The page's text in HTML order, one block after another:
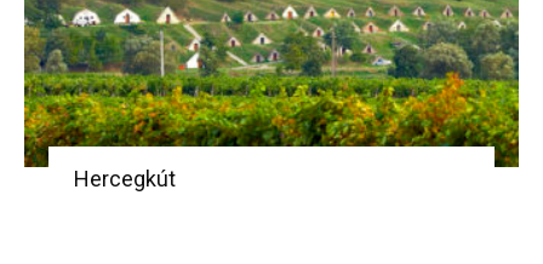
Hercegkút